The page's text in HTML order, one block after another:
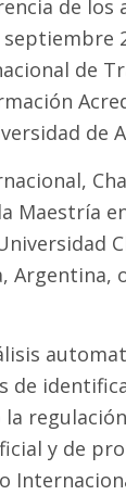
de los
de
de
Maestría
Argentina,
de
y de